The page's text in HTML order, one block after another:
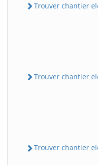
Trouver chantier
Trouver chantier
Trouver chantier